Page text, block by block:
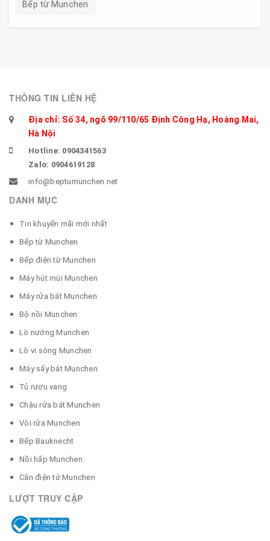
Bếp từ Munchen
THÔNG TIN LIÊN HỆ
Địa chỉ: Số 34, ngõ 99/110/65 Định Công Hạ, Hoàng Mai,
Hà Nội
Hotline: 0904341563
Zalo: 0904619128
info@beptumunchen.net
DANH MỤC
Tin khuyến mãi mới nhất
Bếp từ Munchen
Bếp điện từ Munchen
Máy hút mùi Munchen
Máy rửa bát Munchen
Bộ nồi Munchen
Lò nướng Munchen
Lò vi sóng Munchen
Máy sấy bát Munchen
Tủ rượu vang
Chậu rửa bát Munchen
Vòi rửa Munchen
Bếp Bauknecht
Nồi hấp Munchen
Cân điện tử Munchen
LƯỢT TRUY CẬP